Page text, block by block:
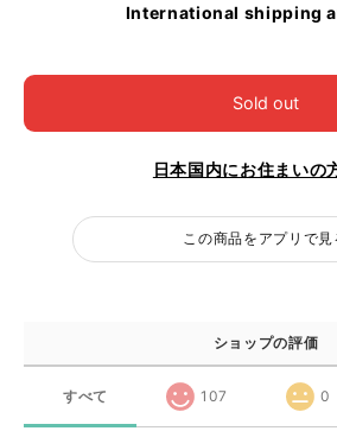
International shipping
Sold out
日本国内にお住まいの
この商品をアプリで見
ショップの評価
すべて 107 0